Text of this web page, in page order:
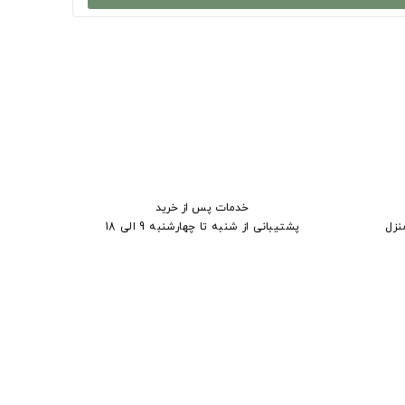
خدمات پس از خرید
پشتیبانی از شنبه تا چهارشنبه 9 الی 18